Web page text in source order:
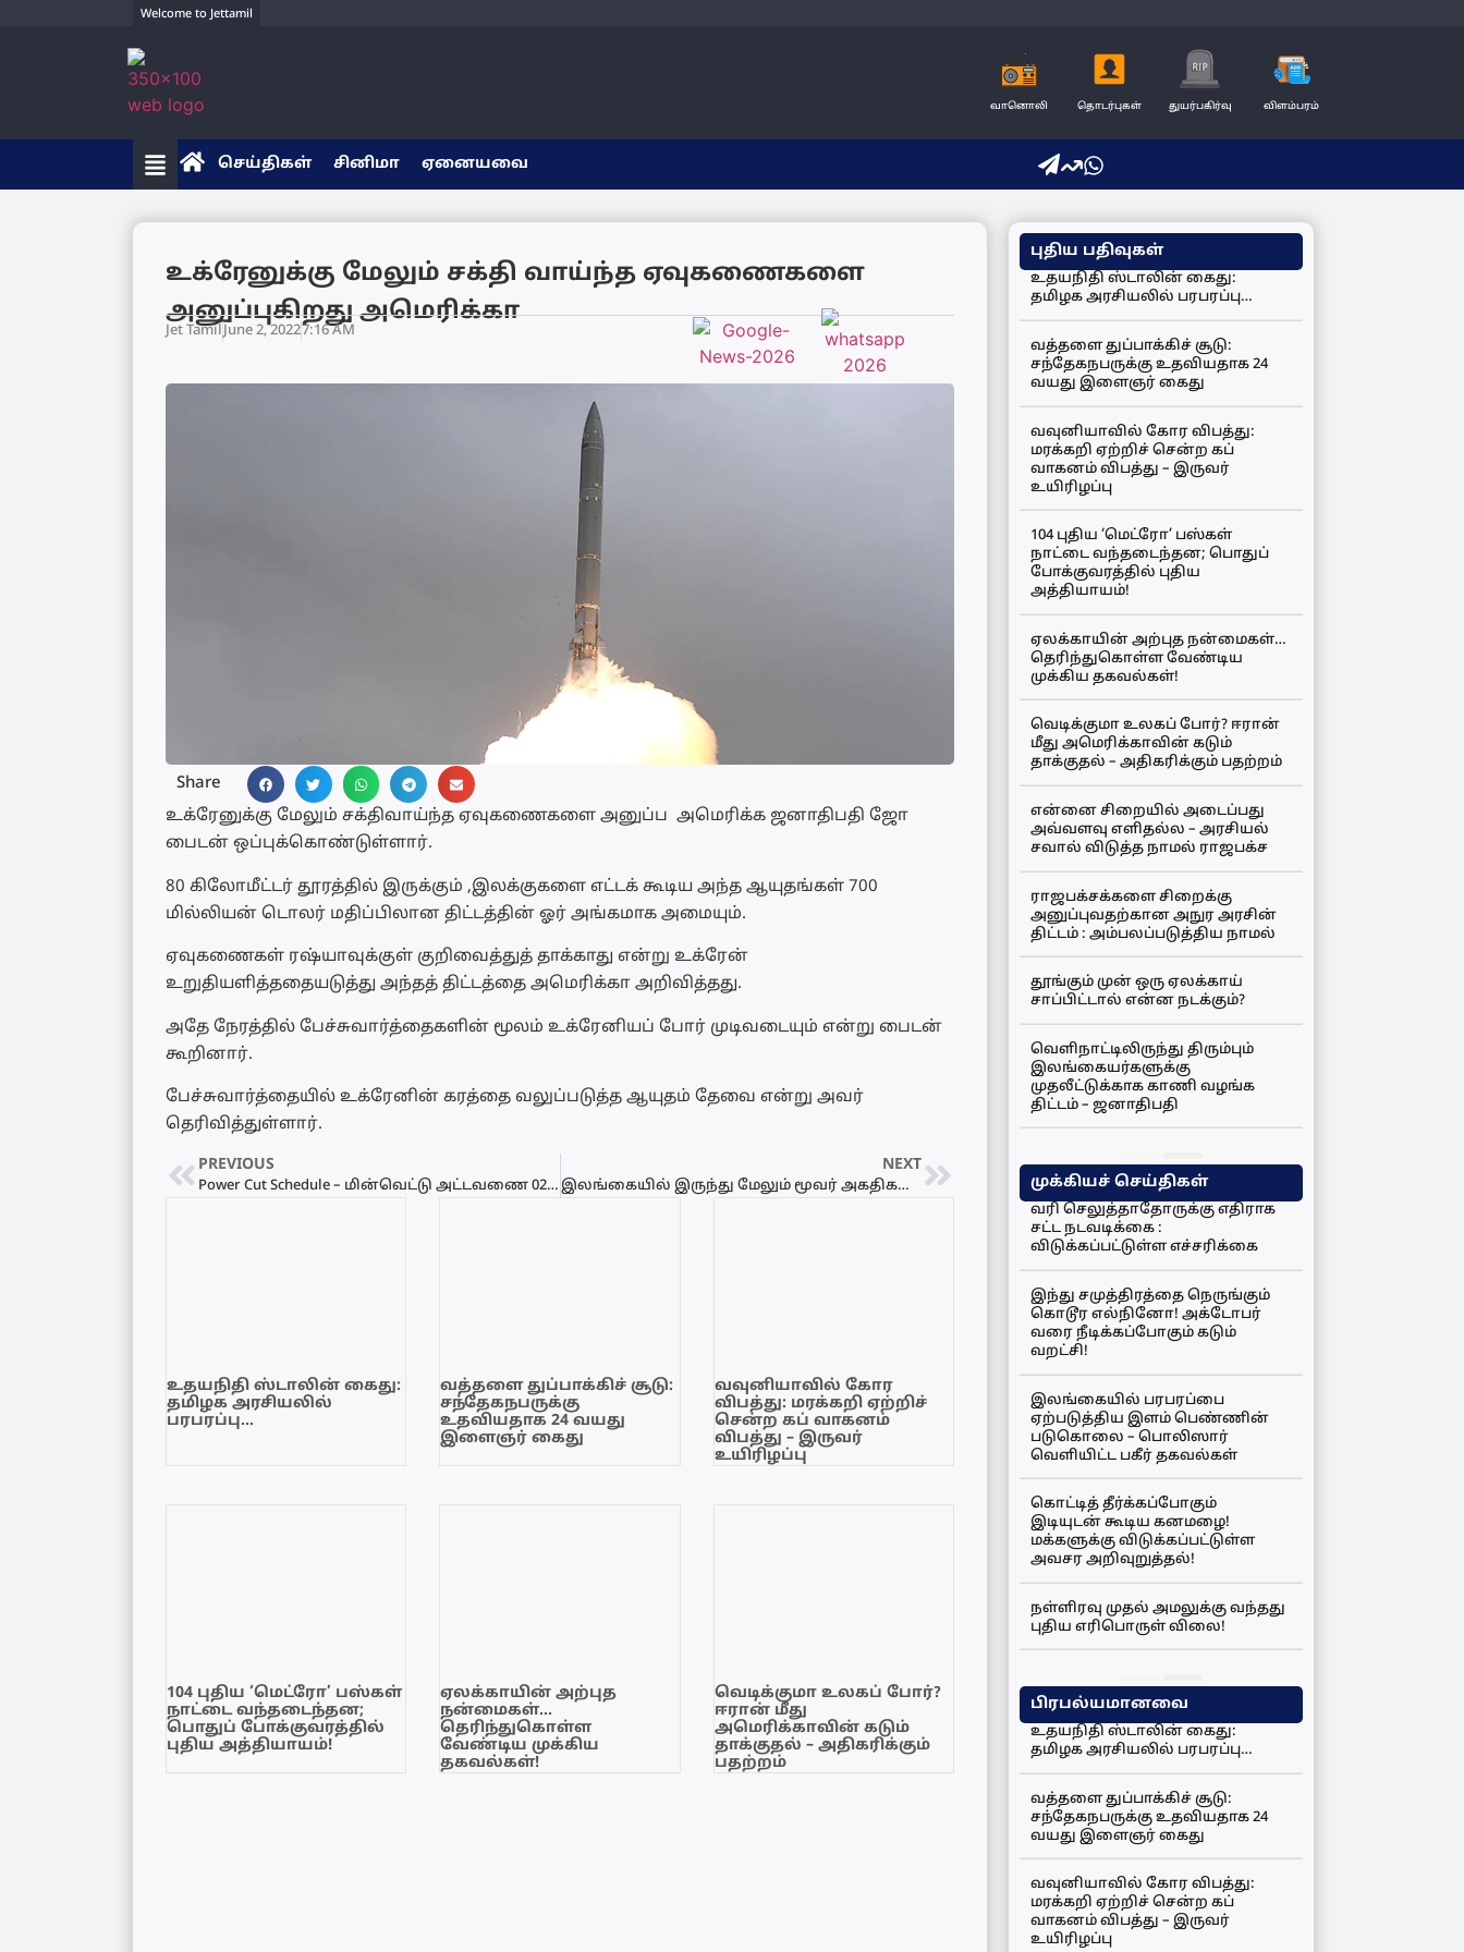
Welcome to Jettamil
வானொலி தொடர்புகள் துயர்பகிர்வு விளம்பரம்
செய்திகள் சினிமா ஏனையவை
உக்ரேனுக்கு மேலும் சக்தி வாய்ந்த ஏவுகணைகளை
அனுப்புகிறது அமெரிக்கா
Jet TamilJune 2, 20227:16 AM
Share
உக்ரேனுக்கு மேலும் சக்திவாய்ந்த ஏவுகணைகளை அனுப்ப அமெரிக்க ஜனாதிபதி ஜோ
பைடன் ஒப்புக்கொண்டுள்ளார்.
80 கிலோமீட்டர் தூரத்தில் இருக்கும் ,இலக்குகளை எட்டக் கூடிய அந்த ஆயுதங்கள் 700
மில்லியன் டொலர் மதிப்பிலான திட்டத்தின் ஓர் அங்கமாக அமையும்.
ஏவுகணைகள் ரஷ்யாவுக்குள் குறிவைத்துத் தாக்காது என்று உக்ரேன்
உறுதியளித்ததையடுத்து அந்தத் திட்டத்தை அமெரிக்கா அறிவித்தது.
அதே நேரத்தில் பேச்சுவார்த்தைகளின் மூலம் உக்ரேனியப் போர் முடிவடையும் என்று பைடன்
கூறினார்.
பேச்சுவார்த்தையில் உக்ரேனின் கரத்தை வலுப்படுத்த ஆயுதம் தேவை என்று அவர்
தெரிவித்துள்ளார்.
PREVIOUS
Power Cut Schedule – மின்வெட்டு அட்டவணை 02.06.2022
NEXT
இலங்கையில் இருந்து மேலும் மூவர் அகதிகளாக தமிழகம் சென்றனர்
உதயநிதி ஸ்டாலின் கைது:
தமிழக அரசியலில்
பரபரப்பு…
வத்தளை துப்பாக்கிச் சூடு:
சந்தேகநபருக்கு
உதவியதாக 24 வயது
இளைஞர் கைது
வவுனியாவில் கோர
விபத்து: மரக்கறி ஏற்றிச்
சென்ற கப் வாகனம்
விபத்து – இருவர்
உயிரிழப்பு
104 புதிய ‘மெட்ரோ’ பஸ்கள்
நாட்டை வந்தடைந்தன;
பொதுப் போக்குவரத்தில்
புதிய அத்தியாயம்!
ஏலக்காயின் அற்புத
நன்மைகள்…
தெரிந்துகொள்ள
வேண்டிய முக்கிய
தகவல்கள்!
வெடிக்குமா உலகப் போர்?
ஈரான் மீது
அமெரிக்காவின் கடும்
தாக்குதல் – அதிகரிக்கும்
பதற்றம்
புதிய பதிவுகள்
உதயநிதி ஸ்டாலின் கைது:
தமிழக அரசியலில் பரபரப்பு…
வத்தளை துப்பாக்கிச் சூடு:
சந்தேகநபருக்கு உதவியதாக 24
வயது இளைஞர் கைது
வவுனியாவில் கோர விபத்து:
மரக்கறி ஏற்றிச் சென்ற கப்
வாகனம் விபத்து – இருவர்
உயிரிழப்பு
104 புதிய ‘மெட்ரோ’ பஸ்கள்
நாட்டை வந்தடைந்தன; பொதுப்
போக்குவரத்தில் புதிய
அத்தியாயம்!
ஏலக்காயின் அற்புத நன்மைகள்…
தெரிந்துகொள்ள வேண்டிய
முக்கிய தகவல்கள்!
வெடிக்குமா உலகப் போர்? ஈரான்
மீது அமெரிக்காவின் கடும்
தாக்குதல் – அதிகரிக்கும் பதற்றம்
என்னை சிறையில் அடைப்பது
அவ்வளவு எளிதல்ல – அரசியல்
சவால் விடுத்த நாமல் ராஜபக்ச
ராஜபக்சக்களை சிறைக்கு
அனுப்புவதற்கான அநுர அரசின்
திட்டம் : அம்பலப்படுத்திய நாமல்
தூங்கும் முன் ஒரு ஏலக்காய்
சாப்பிட்டால் என்ன நடக்கும்?
வெளிநாட்டிலிருந்து திரும்பும்
இலங்கையர்களுக்கு
முதலீட்டுக்காக காணி வழங்க
திட்டம் – ஜனாதிபதி
முக்கியச் செய்திகள்
வரி செலுத்தாதோருக்கு எதிராக
சட்ட நடவடிக்கை :
விடுக்கப்பட்டுள்ள எச்சரிக்கை
இந்து சமுத்திரத்தை நெருங்கும்
கொடூர எல்நினோ! அக்டோபர்
வரை நீடிக்கப்போகும் கடும்
வறட்சி!
இலங்கையில் பரபரப்பை
ஏற்படுத்திய இளம் பெண்ணின்
படுகொலை – பொலிஸார்
வெளியிட்ட பகீர் தகவல்கள்
கொட்டித் தீர்க்கப்போகும்
இடியுடன் கூடிய கனமழை!
மக்களுக்கு விடுக்கப்பட்டுள்ள
அவசர அறிவுறுத்தல்!
நள்ளிரவு முதல் அமலுக்கு வந்தது
புதிய எரிபொருள் விலை!
பிரபல்யமானவை
உதயநிதி ஸ்டாலின் கைது:
தமிழக அரசியலில் பரபரப்பு…
வத்தளை துப்பாக்கிச் சூடு:
சந்தேகநபருக்கு உதவியதாக 24
வயது இளைஞர் கைது
வவுனியாவில் கோர விபத்து:
மரக்கறி ஏற்றிச் சென்ற கப்
வாகனம் விபத்து – இருவர்
உயிரிழப்பு